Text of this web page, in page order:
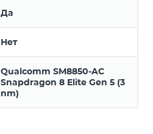
Да
Нет
Qualcomm SM8850-AC
Snapdragon 8 Elite Gen 5 (3
nm)